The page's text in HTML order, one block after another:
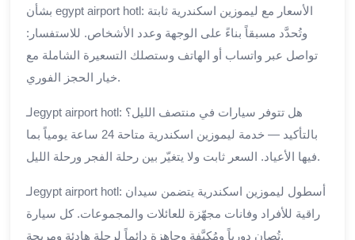
بشأن egypt airport hotl: الأسعار مع ليموزين اسكندرية ثابتة
وتُحدَّد مسبقاً بناءً على الوجهة وعدد الأشخاص. للاستفسار:
تواصل عبر واتساب أو الهاتف وستصلك التسعيرة الشاملة مع
خيار الحجز الفوري.
لـegypt airport hotl: هل تتوفر سيارات في منتصف الليل؟
بالتأكيد — خدمة ليموزين اسكندرية متاحة 24 ساعة يومياً بما
فيها الأعياد. السعر ثابت ولا يتغيّر بين رحلة الفجر ورحلة الليل.
لـegypt airport hotl: أسطول ليموزين اسكندرية يتضمن سيدان
راقية للأفراد وفانات مجهّزة للعائلات والمجموعات. كل سيارة
تُصان دورياً ومُكيَّفة وجاهزة دائماً لرحلة هادئة ومريحة.